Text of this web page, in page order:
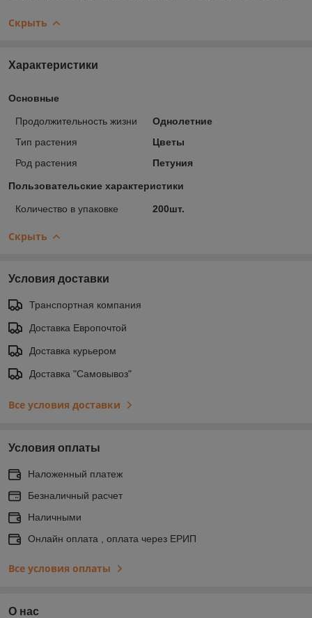
Скрыть
Характеристики
Основные
Продолжительность жизни
Однолетние
Тип растения
Цветы
Род растения
Петуния
Пользовательские характеристики
Количество в упаковке 200шт.
Скрыть
Условия доставки
Транспортная компания
Доставка Европочтой
Доставка курьером
Доставка "Самовывоз"
Все условия доставки
Условия оплаты
Наложенный платеж
Безналичный расчет
Наличными
Онлайн оплата , оплата через ЕРИП
Все условия оплаты
О нас